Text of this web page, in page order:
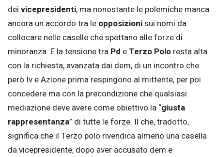
dei vicepresidenti, ma nonostante le polemiche manca
ancora un accordo tra le opposizionisui nomi da
collocare nelle caselle che spettano alle forze di
minoranza. E la tensione tra Pd eTerzo Polo resta alta
con la richiesta, avanzata dai dem, di un incontro che
però Iv e Azione prima respingono al mittente, per poi
concedere ma con la precondizione che qualsiasi
mediazione deve avere come obiettivo la “giusta
rappresentanza” di tutte le forze. Il che, tradotto,
significa che il Terzo polo rivendica almeno una casella
da vicepresidente, dopo aver accusato dem e